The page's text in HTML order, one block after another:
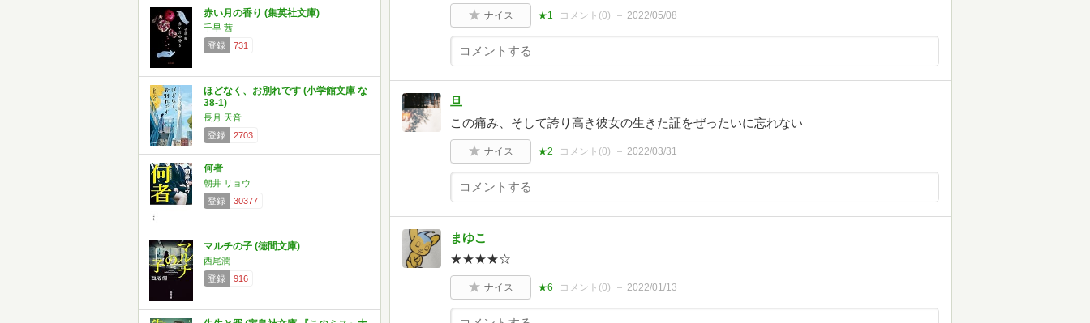
赤い月の香り (集英社文庫)
千早 茜
登録
731
ほどなく、お別れです (小学館文庫 な
38-1)
長月 天音
登録
2703
何者
朝井 リョウ
登録
30377
マルチの子 (徳間文庫)
西尾潤
登録
916
ナイス ★1 コメント(0) 2022/05/08
旦
この痛み、そして誇り高き彼女の生きた証をぜったいに忘れない
ナイス ★2 コメント(0) 2022/03/31
まゆこ
★★★★☆
ナイス ★6 コメント(0) 2022/01/13